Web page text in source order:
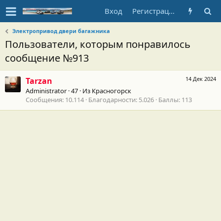
Вход Регистрация
Электропривод двери багажника
Пользователи, которым понравилось
сообщение №913
14 Дек 2024
Tarzan
Administrator ·47 · Из Красногорск
Сообщения 10.114 Благодарности 5.026 Баллы 113